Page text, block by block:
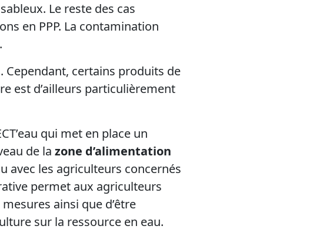
Le reste des cas
en PPP. La contamination
Cependant, certains produits de
est d’ailleurs particulièrement
qui met en place un
de la zone d’alimentation
avec les agriculteurs concernés
permet aux agriculteurs
ainsi que d’être
sur la ressource en eau.